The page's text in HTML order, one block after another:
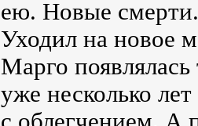
ею. Новые
Уходил на новое
Марго
уже несколько